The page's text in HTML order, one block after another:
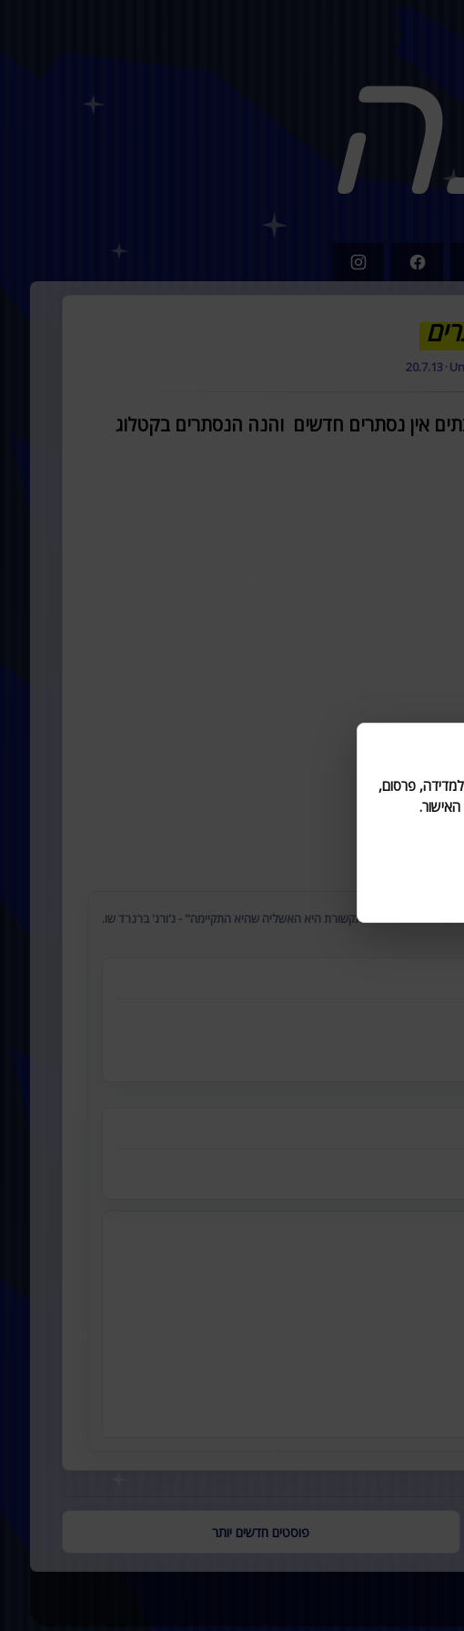
·
20.7.13
בתים אין נסתרים חדשים והנה הנסתרים בקטלוג
הגדולה ביותר בתקשורת היא האשליה שהיא התקיימה" - ג'ורג' ברנרד שו.
פוסטים חדשים יותר
פרסום,